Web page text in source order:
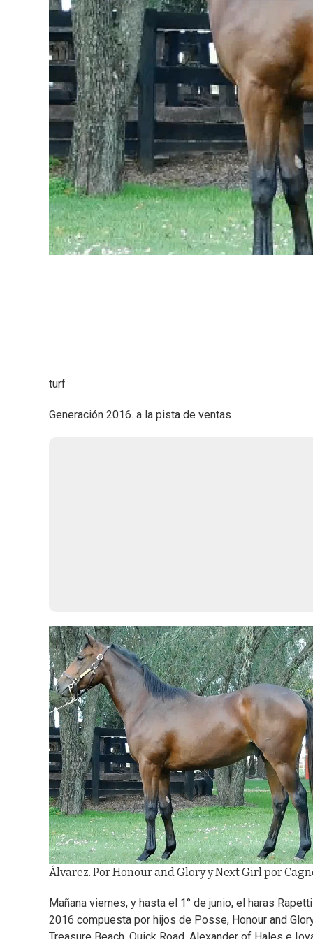
turf
Generación 2016. a la pista de ventas
Álvarez. Por Honour and Glory y Next Girl por
Mañana viernes, y hasta el 1° de junio, el haras
2016 compuesta por hijos de Posse, Honour and